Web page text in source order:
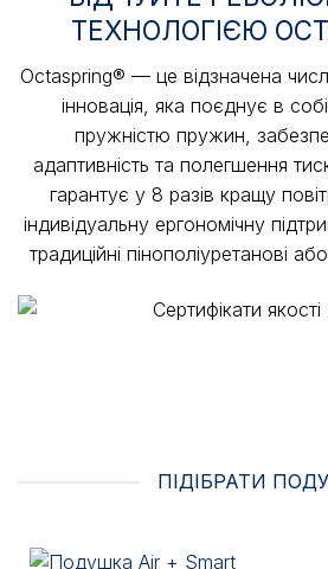
ТЕХНОЛОГІЄЮ
Octaspring® — це відзначена
інновація, яка поєднує в
пружністю пружин,
адаптивність та полегшення
гарантує у 8 разів кращу
індивідуальну ергономічну
традиційні пінополіуретанові
ПІДІБРАТИ